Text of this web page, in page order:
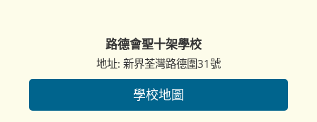
路德會聖十架學校
地址: 新界荃灣路德圍31號
學校地圖